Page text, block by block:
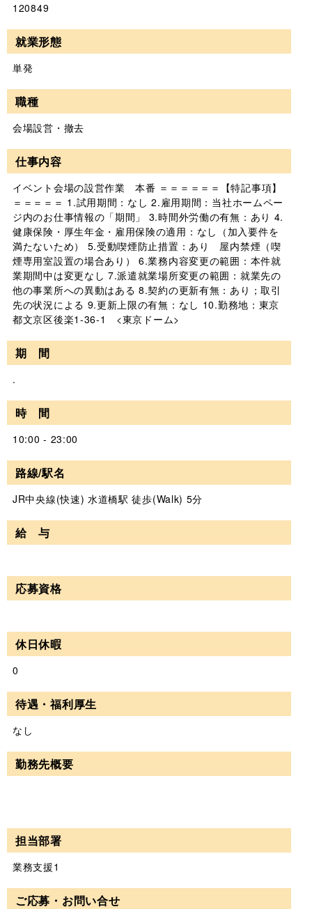
120849
就業形態
単発
職種
会場設営・撤去
仕事内容
イベント会場の設営作業 本番 ＝＝＝＝＝＝【特記事項】
＝＝＝＝＝ 1.試用期間：なし 2.雇用期間：当社ホームペー
ジ内のお仕事情報の「期間」 3.時間外労働の有無：あり 4.
健康保険・厚生年金・雇用保険の適用：なし（加入要件を
満たないため） 5.受動喫煙防止措置：あり 屋内禁煙（喫
煙専用室設置の場合あり） 6.業務内容変更の範囲：本件就
業期間中は変更なし 7.派遣就業場所変更の範囲：就業先の
他の事業所への異動はある 8.契約の更新有無：あり；取引
先の状況による 9.更新上限の有無：なし 10.勤務地：東京
都文京区後楽1-36-1 <東京ドーム>
期 間
.
時 間
10:00 - 23:00
路線/駅名
JR中央線(快速) 水道橋駅 徒歩(Walk) 5分
給 与
応募資格
休日休暇
0
待遇・福利厚生
なし
勤務先概要
担当部署
業務支援1
ご応募・お問い合せ